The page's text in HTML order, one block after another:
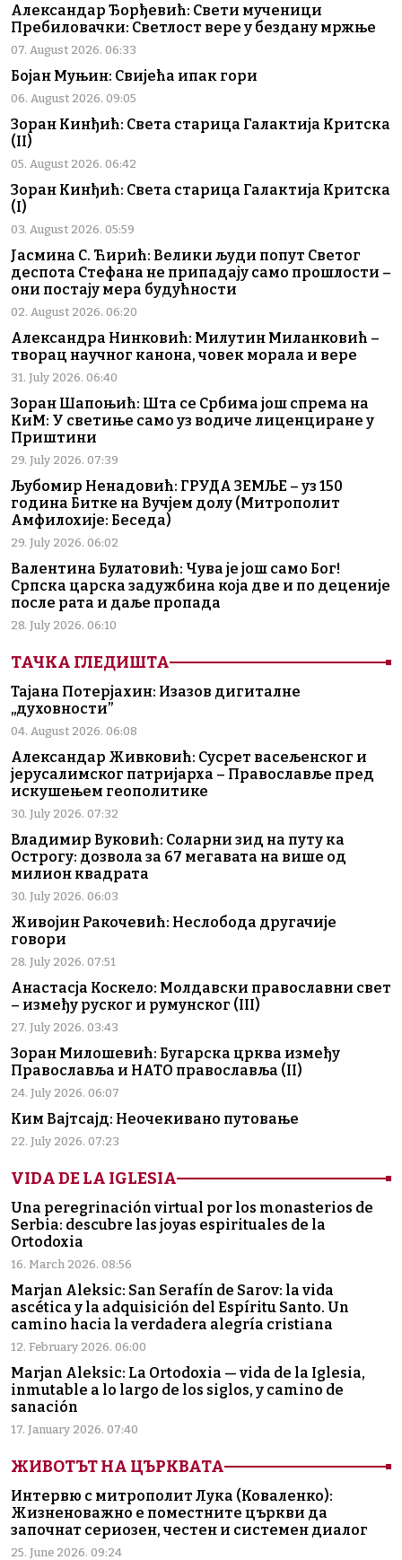
Александар Ђорђевић: Свети мученици
Пребиловачки: Светлост вере у бездану мржње
07. August 2026. 06:33
Бојан Муњин: Свијећа ипак гори
06. August 2026. 09:05
Зоран Кинђић: Света старица Галактија Критска
(II)
05. August 2026. 06:42
Зоран Кинђић: Света старица Галактија Критска
(I)
03. August 2026. 05:59
Јасмина С. Ћирић: Велики људи попут Светог
деспота Стефана не припадају само прошлости –
они постају мера будућности
02. August 2026. 06:20
Александра Нинковић: Милутин Миланковић –
творац научног канона, човек морала и вере
31. July 2026. 06:40
Зоран Шапоњић: Шта се Србима још спрема на
КиМ: У светиње само уз водиче лиценциране у
Приштини
29. July 2026. 07:39
Љубомир Ненадовић: ГРУДА ЗЕМЉЕ – уз 150
година Битке на Вучјем долу (Митрополит
Амфилохије: Беседа)
29. July 2026. 06:02
Валентина Булатовић: Чува је још само Бог!
Српска царска задужбина која две и по деценије
после рата и даље пропада
28. July 2026. 06:10
ТАЧКА ГЛЕДИШТА
Тајана Потерјахин: Изазов дигиталне
„духовности”
04. August 2026. 06:08
Александар Живковић: Сусрет васељенског и
јерусалимског патријарха – Православље пред
искушењем геополитике
30. July 2026. 07:32
Владимир Вуковић: Соларни зид на путу ка
Острогу: дозвола за 67 мегавата на више од
милион квадрата
30. July 2026. 06:03
Живојин Ракочевић: Неслобода другачије
говори
28. July 2026. 07:51
Анастасја Коскело: Молдавски православни свет
– између руског и румунског (III)
27. July 2026. 03:43
Зоран Милошевић: Бугарска црква између
Православља и НАТО православља (II)
24. July 2026. 06:07
Ким Вајтсајд: Неочекивано путовање
22. July 2026. 07:23
VIDA DE LA IGLESIA
Una peregrinación virtual por los monasterios de
Serbia: descubre las joyas espirituales de la
Ortodoxia
16. March 2026. 08:56
Marjan Aleksic: San Serafín de Sarov: la vida
ascética y la adquisición del Espíritu Santo. Un
camino hacia la verdadera alegría cristiana
12. February 2026. 06:00
Marjan Aleksic: La Ortodoxia — vida de la Iglesia,
inmutable a lo largo de los siglos, y camino de
sanación
17. January 2026. 07:40
ЖИВОТЪТ НА ЦЪРКВАТА
Интервю с митрополит Лука (Коваленко):
Жизненоважно е поместните църкви да
започнат сериозен, честен и системен диалог
25. June 2026. 09:24